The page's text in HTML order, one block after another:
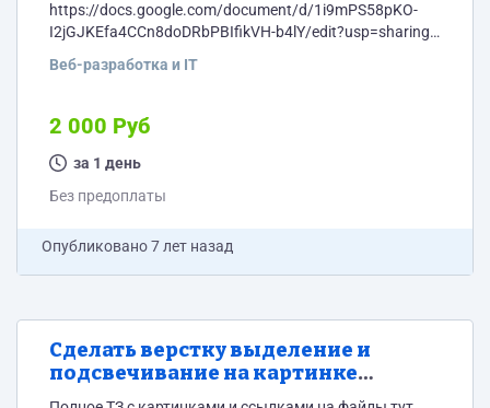
https://docs.google.com/document/d/1i9mPS58pKO-
I2jGJKEfa4CCn8doDRbPBIfikVH-b4lY/edit?usp=sharing
https://docs.google.com/document/d/
Веб-разработка и IT
2 000 Руб
за 1 день
Без предоплаты
Опубликовано7 лет назад
Сделать верстку выделение и
подсвечивание на картинке
определенных областей